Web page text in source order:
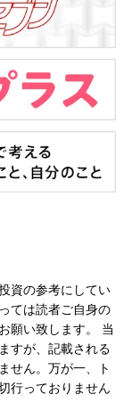
資の参考にしてい
ては読者ご自身の
願い致します。 当
すが、記載される
せん。万が一、ト
行っておりません